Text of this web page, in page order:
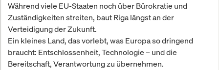
Während viele EU-Staaten noch über Bürokratie und
Zuständigkeiten streiten, baut Riga längst an der
Verteidigung der Zukunft.
Ein kleines Land, das vorlebt, was Europa so dringend
braucht: Entschlossenheit, Technologie – und die
Bereitschaft, Verantwortung zu übernehmen.